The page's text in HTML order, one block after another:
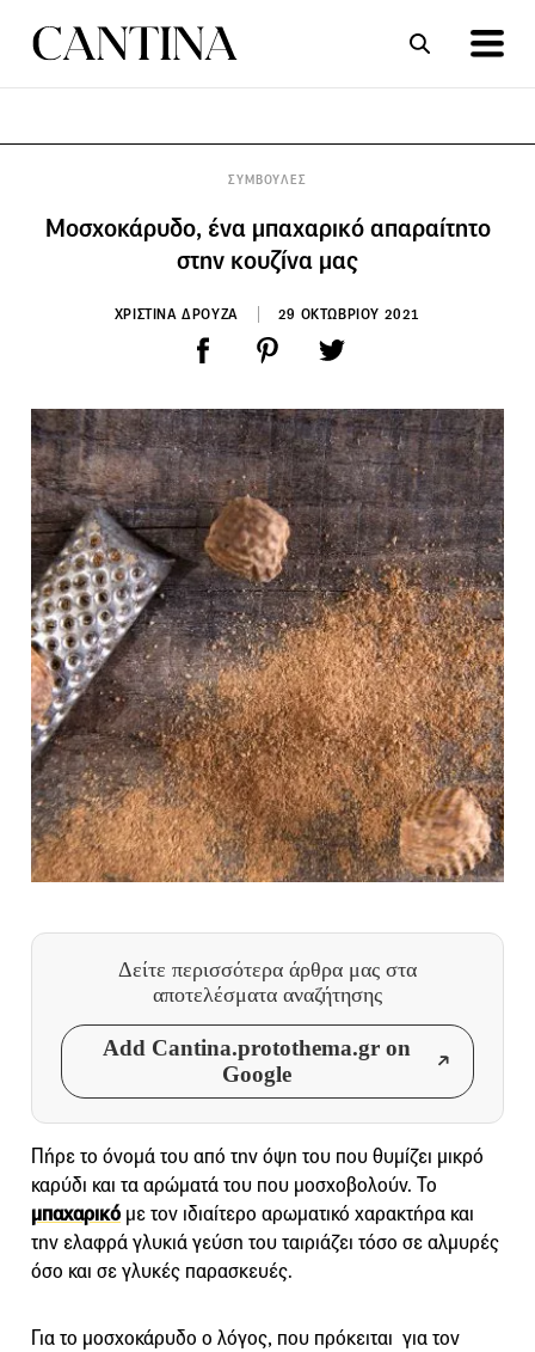
ΣΥΜΒΟΥΛΕΣ
Μοσχοκάρυδο, ένα μπαχαρικό απαραίτητο
στην κουζίνα μας
ΧΡΙΣΤΙΝΑ ΔΡΟΥΖΑ 29 ΟΚΤΩΒΡΙΟΥ 2021
Δείτε περισσότερα άρθρα μας στα
αποτελέσματα αναζήτησης
Add Cantina.protothema.gr on
Google
Πήρε το όνομά του από την όψη του που θυμίζει μικρό
καρύδι και τα αρώματά του που μοσχοβολούν. Το
μπαχαρικό με τον ιδιαίτερο αρωματικό χαρακτήρα και
την ελαφρά γλυκιά γεύση του ταιριάζει τόσο σε αλμυρές
όσο και σε γλυκές παρασκευές.
Για το μοσχοκάρυδο ο λόγος, που πρόκειται για τον